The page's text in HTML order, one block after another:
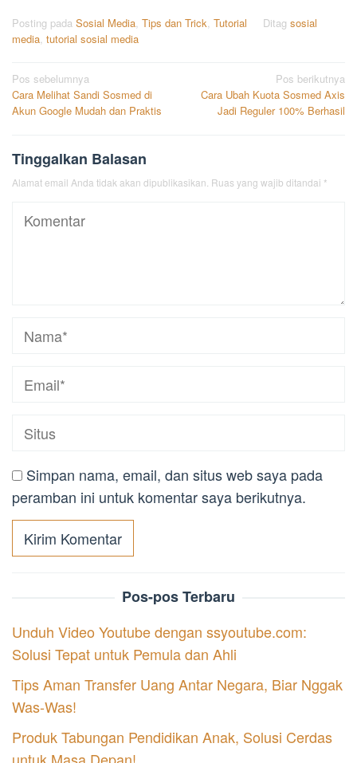
Posting pada Sosial Media Tips dan Trick Tutorial Ditag sosial
media tutorial sosial media
Navigasi
pos
Pos sebelumnya
Cara Melihat Sandi Sosmed di
Akun Google Mudah dan Praktis
Pos berikutnya
Cara Ubah Kuota Sosmed Axis
Jadi Reguler 100% Berhasil
Tinggalkan Balasan
Alamat email Anda tidak akan dipublikasikan. Ruas yang wajib ditandai *
Simpan nama, email, dan situs web saya pada
peramban ini untuk komentar saya berikutnya.
Pos-pos Terbaru
Unduh Video Youtube dengan ssyoutube.com:
Solusi Tepat untuk Pemula dan Ahli
Tips Aman Transfer Uang Antar Negara, Biar Nggak
Was-Was!
Produk Tabungan Pendidikan Anak, Solusi Cerdas